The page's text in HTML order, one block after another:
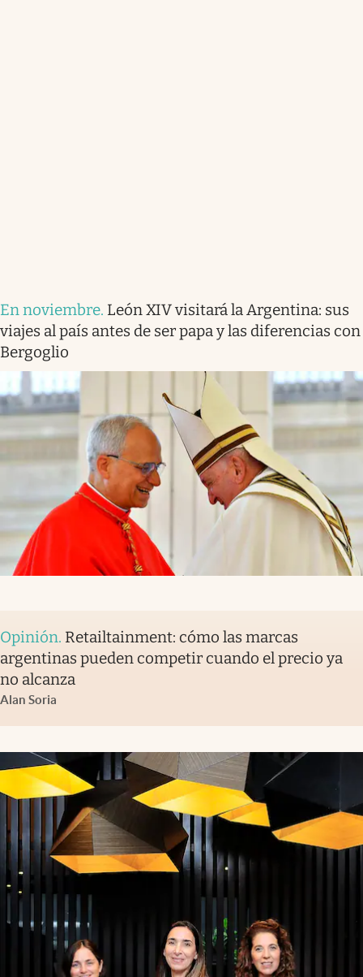
En noviembre. León XIV visitará la Argentina: sus
viajes al país antes de ser papa y las diferencias con
Bergoglio
Opinión. Retailtainment: cómo las marcas
argentinas pueden competir cuando el precio ya
no alcanza
Alan Soria